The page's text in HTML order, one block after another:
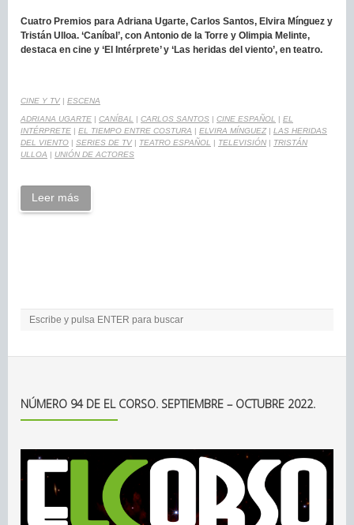
Cuatro Premios para Adriana Ugarte, Carlos Santos, Elvira Mínguez y
Tristán Ulloa. ‘Caníbal’, con Antonio de la Torre y Olimpia Melinte,
destaca en cine y ‘El Intérprete’ y ‘Las heridas del viento’, en teatro.
CINE Y TV | ESCENA
ADRIANA UGARTE | CANÍBAL | CARLOS SANTOS | CINE ESPAÑOL | EL
INTÉRPRETE | EL TIEMPO ENTRE COSTURA | ELVIRA MÍNGUEZ| LAS HERIDAS
DEL VIENTO | SERIES DE TV | TEATRO ESPAÑOL | TELEVISIÓN | TRISTÁN
ULLOA | UNIÓN DE ACTORES
Leer más
NÚMERO 94 DE EL CORSO. SEPTIEMBRE – OCTUBRE 2022.